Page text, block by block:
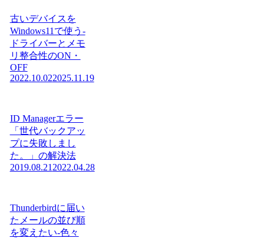
古いデバイスを
Windows11で使う-
ドライバーとメモ
リ整合性のON・
OFF
2022.10.022025.11.19
ID Managerエラー
「世代バックアッ
プに失敗しまし
た。」の解決法
2019.08.21 2022.04.28
Thunderbirdに届い
たメールの並び順
を変えたい-色々